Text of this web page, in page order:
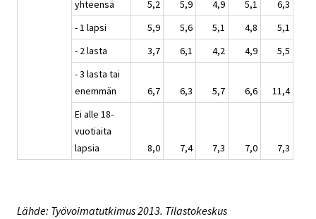
yhteensä 5,2 5,9 4,9 5,1
6,3
- 1 lapsi
5,9 5,6 5,1 4,8
5,1
- 2 lasta
3,7 6,1 4,2 4,9
5,5
- 3 lasta tai
enemmän
6,7 6,3 5,7 6,6
11,4
Ei alle 18-
vuotiaita
lapsia
8,0 7,4 7,3 7,0 7,3
Lähde: Työvoimatutkimus 2013. Tilastokeskus